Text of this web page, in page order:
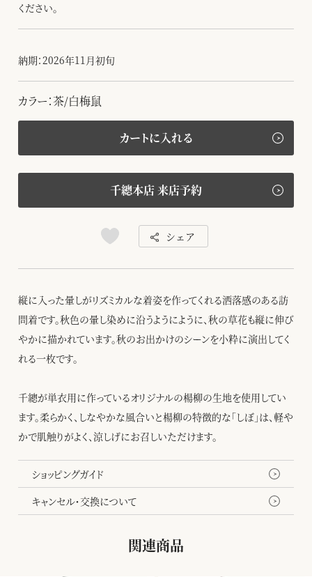
ください。
納期：2026年11月初旬
カラー：茶/白梅鼠
カートに入れる
千總本店 来店予約
シェア
縦に入った暈しがリズミカルな着姿を作ってくれる洒落感のある訪
問着です。秋色の暈し染めに沿うようにように、秋の草花も縦に伸び
やかに描かれています。秋のお出かけのシーンを小粋に演出してく
れる一枚です。
千總が単衣用に作っているオリジナルの楊柳の生地を使用してい
ます。柔らかく、しなやかな風合いと楊柳の特徴的な「しぼ」は、軽や
かで肌触りがよく、涼しげにお召しいただけます。
ショッピングガイド
キャンセル・交換について
関連商品